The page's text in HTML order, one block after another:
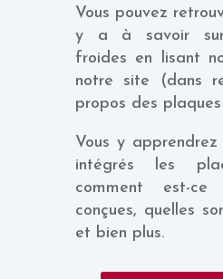
Vous pouvez
y a à savoir
froides en lisant
notre site (dans
propos des
Vous y
intégrés les
comment est-ce
conçues, quelles
et bien plus.